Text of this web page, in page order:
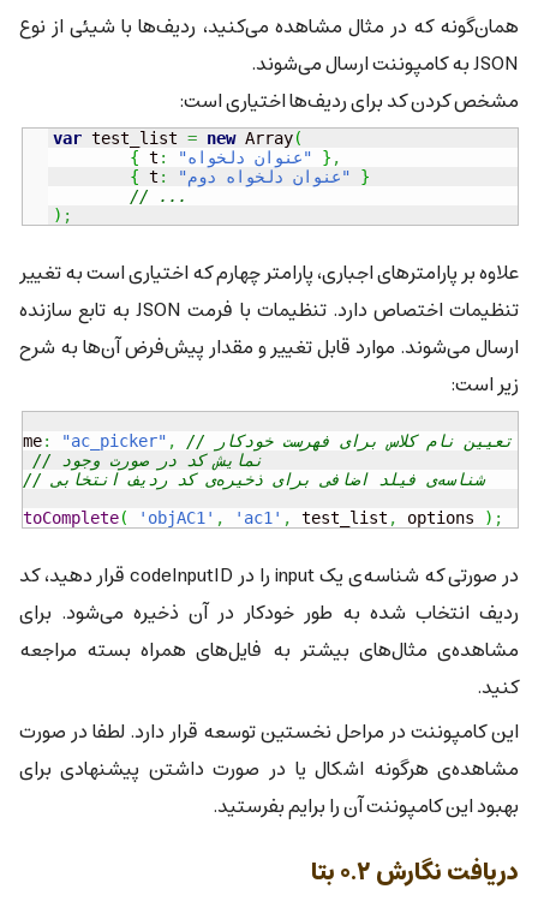
همان‌گونه که در مثال مشاهده می‌کنید، ردیف‌ها با شیئی از نوع
JSON به کامپوننت ارسال می‌شوند.
مشخص کردن کد برای ردیف‌ها اختیاری است:
var test_list = new Array(
{ t : "عنوان دلخواه" } ,
{ t : "عنوان دلخواه دوم"
}
// ...
) ;
علاوه بر پارامترهای اجباری، پارامتر چهارم که اختیاری است به تغییر
تنظیمات اختصاص دارد. تنظیمات با فرمت JSON به تابع سازنده
ارسال می‌شوند. موارد قابل تغییر و مقدار پیش‌فرض آن‌ها به شرح
زیر است:
: "ac_picker" ,
// تعیین نام کلاس برای فهرست خودکار
// نمایش کد در صورت وجود
// شناسه‌ی فیلد اضافی برای ذخیره‌ی کد ردیف انتخابی
autoComplete( 'objAC1' , 'ac1' , test_list , options ) ;
در صورتی که شناسه‌ی یک input را در codeInputID قرار دهید، کد
ردیف انتخاب شده به طور خودکار در آن ذخیره می‌شود. برای
مشاهده‌ی مثال‌های بیشتر به فایل‌های همراه بسته مراجعه
کنید.
این کامپوننت در مراحل نخستین توسعه قرار دارد. لطفا در صورت
مشاهده‌ی هرگونه اشکال یا در صورت داشتن پیشنهادی برای
بهبود این کامپوننت آن را برایم بفرستید.
دریافت نگارش ۰.۲ بتا